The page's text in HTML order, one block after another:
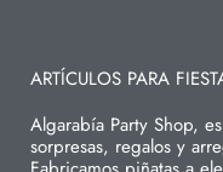
ARTÍCULOS PARA
Algarabía Party Shop,
sorpresas, regalos y